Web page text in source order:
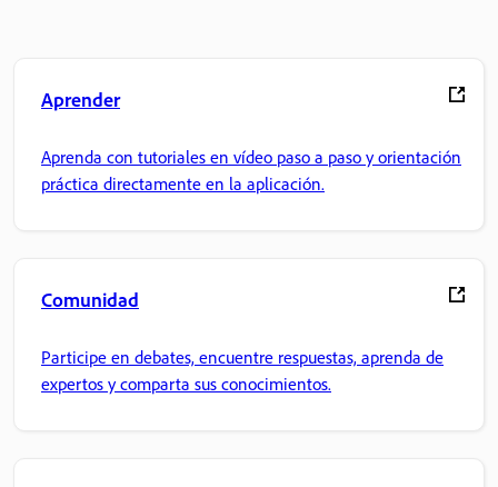
Aprender
Aprenda con tutoriales en vídeo paso a paso y orientación
práctica directamente en la aplicación.
Comunidad
Participe en debates, encuentre respuestas, aprenda de
expertos y comparta sus conocimientos.